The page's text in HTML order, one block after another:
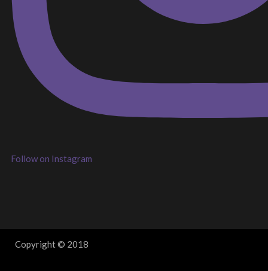
Follow on Instagram
Copyright © 2018